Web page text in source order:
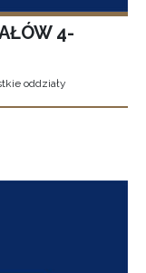
4-
oddziały